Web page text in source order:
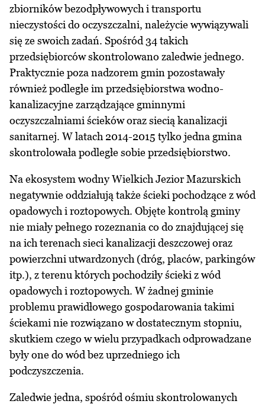
zbiorników bezodpływowych i transportu
nieczystości do oczyszczalni, należycie wywiązywali
się ze swoich zadań. Spośród 34 takich
przedsiębiorców skontrolowano zaledwie jednego.
Praktycznie poza nadzorem gmin pozostawały
również podległe im przedsiębiorstwa wodno-
kanalizacyjne zarządzające gminnymi
oczyszczalniami ścieków oraz siecią kanalizacji
sanitarnej. W latach 2014-2015 tylko jedna gmina
skontrolowała podległe sobie przedsiębiorstwo.
Na ekosystem wodny Wielkich Jezior Mazurskich
negatywnie oddziałują także ścieki pochodzące z wód
opadowych i roztopowych. Objęte kontrolą gminy
nie miały pełnego rozeznania co do znajdującej się
na ich terenach sieci kanalizacji deszczowej oraz
powierzchni utwardzonych (dróg, placów, parkingów
itp.), z terenu których pochodziły ścieki z wód
opadowych i roztopowych. W żadnej gminie
problemu prawidłowego gospodarowania takimi
ściekami nie rozwiązano w dostatecznym stopniu,
skutkiem czego w wielu przypadkach odprowadzane
były one do wód bez uprzedniego ich
podczyszczenia.
Zaledwie jedna, spośród ośmiu skontrolowanych